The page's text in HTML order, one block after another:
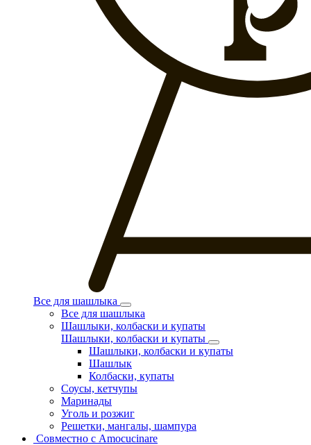
Все для шашлыка
Все для шашлыка
Шашлыки, колбаски и купаты
Шашлыки, колбаски и купаты
Шашлыки, колбаски и купаты
Шашлык
Колбаски, купаты
Соусы, кетчупы
Маринады
Уголь и розжиг
Решетки, мангалы, шампура
Совместно с Amocucinare